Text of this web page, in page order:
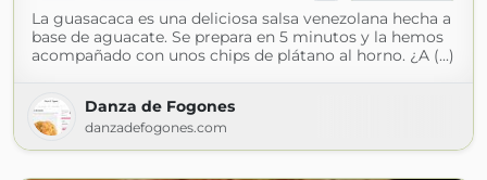
La guasacaca es una deliciosa salsa venezolana hecha a
base de aguacate. Se prepara en 5 minutos y la hemos
acompañado con unos chips de plátano al horno. ¿A (...)
Danza de Fogones
danzadefogones.com